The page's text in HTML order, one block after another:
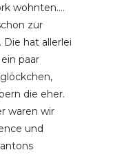
wohnten….
zur
Die hat allerlei
paar
die eher.
waren wir
und